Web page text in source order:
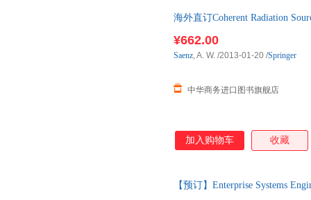
海外直订Coherent Radiation
¥662.00
中华商务进口图书旗舰店
Saenz, A. W. /2013-01-20 /Springer
加入购物车 收藏
【预订】Enterprise Systems